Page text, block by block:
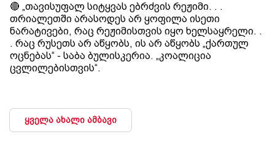
🔴 „თავისუფალ სიტყვას ებრძვის რეჟიმი. . .
თრიალეთში არასოდეს არ ყოფილა ისეთი
ნარატივები, რაც რეჟიმისთვის იყო ხელსაყრელი. .
. რაც რუსეთს არ აწყობს, ის არ აწყობს „ქართულ
ოცნებას“ - საბა ბულისკერია. „კოალიცია
ცვლილებისთვის“.
ყველა ახალი ამბავი